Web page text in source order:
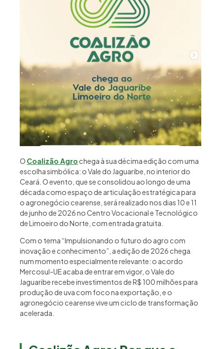
O Coalizão Agro chega à sua décima edição com uma
escolha simbólica: o Vale do Jaguaribe, no interior do
Ceará. O evento, que se consolidou ao longo de uma
década como espaço de articulação estratégica para
o agronegócio cearense, será realizado nos dias 10 e 11
de junho de 2026 no Centro Vocacional e Tecnológico
de Limoeiro do Norte, com entrada gratuita.
Com o tema “Impulsionando o futuro do agro com
inovação e conhecimento”, a edição de 2026 chega
num momento especialmente relevante: o acordo
Mercosul-UE acaba de entrar em vigor, o Vale do
Jaguaribe recebe investimentos de R$ 100 milhões para
produção de uva com foco na exportação, e o
agronegócio cearense vive um ciclo de transformação
acelerada.